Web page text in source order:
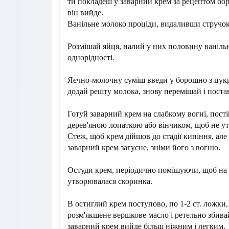
він вийде.
Ванільне молоко проціди, видаливши
Розмішай яйця, налий у них половину
однорідності.
Яєчно-молочну суміш введи у борошно з
додай решту молока, знову перемішай і
Готуй заварний крем на слабкому вогні,
дерев'яною лопаткою або вінчиком, щоб не
Стеж, щоб крем дійшов до стадії кипіння,
заварний крем загусне, зніми його з вогню.
Остуди крем, періодично помішуючи, щоб на
утворювалася скоринка.
В остиглий крем поступово, по 1-2 ст.
розм'якшене вершкове масло і ретельно
заварний крем вийде більш ніжним і легким.